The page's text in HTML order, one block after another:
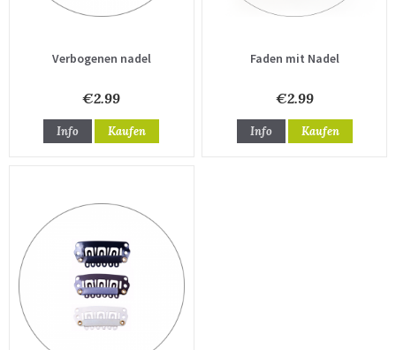
Verbogenen nadel
€2.99
Info Kaufen
Faden mit Nadel
€2.99
Info Kaufen